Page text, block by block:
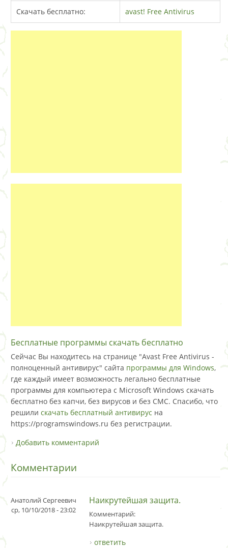
Скачать бесплатно: avast! Free Antivirus
Бесплатные программы скачать бесплатно
Сейчас Вы находитесь на странице "Avast Free Antivirus -
полноценный антивирус" сайта программы для Windows,
где каждый имеет возможность легально бесплатные
программы для компьютера с Microsoft Windows скачать
бесплатно без капчи, без вирусов и без СМС. Спасибо, что
решили скачать бесплатный антивирус на
https://programswindows.ru без регистрации.
Добавить комментарий
Комментарии
Анатолий Сергеевич
ср, 10/10/2018 - 23:02
Наикрутейшая защита.
Комментарий:
Наикрутейшая защита.
ответить